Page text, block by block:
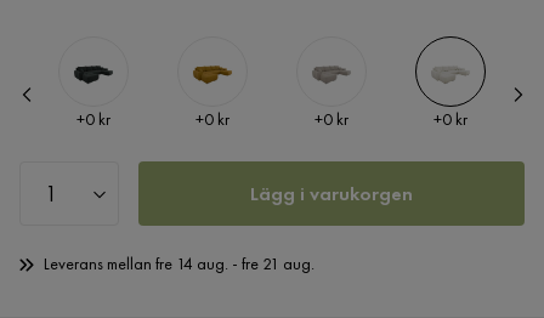
Pris
+0 kr Pris
+0 kr Pris
+0 kr Pris
+0 kr
Lägg i varukorgen
Leverans mellan fre 14 aug. - fre 21 aug.